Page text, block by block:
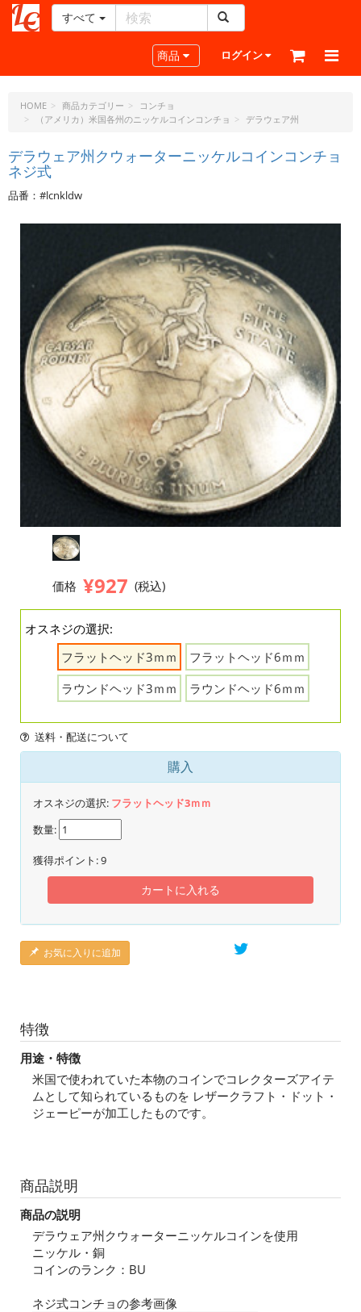
ー
ラ
フ
ド
ッ
ト・
ェ
すべて
Toggle navigation
商品 ログイン
HOME 商品カテゴリー
コンチョ
（アメリカ）米国各州のニッケルコインコンチョ
デラウェア州
デラウェア州クウォーターニッケルコインコンチョ
ネジ式
品番：#lcnkldw
価格 ¥927 (税込)
オスネジの選択:
フラットヘッド3ｍｍ
フラットヘッド6ｍｍ
ラウンドヘッド3ｍｍ
ラウンドヘッド6ｍｍ
送料・配送について
購入
オスネジの選択: フラットヘッド3ｍｍ
数量:
獲得ポイント:9
カートに入れる
お気に入りに追加
特徴
用途・特徴
米国で使われていた本物のコインでコレクターズアイテ
ムとして知られているものを レザークラフト・ドット・
ジェーピーが加工したものです。
商品説明
商品の説明
デラウェア州クウォーターニッケルコインを使用
ニッケル・銅
コインのランク：BU
ネジ式コンチョの参考画像